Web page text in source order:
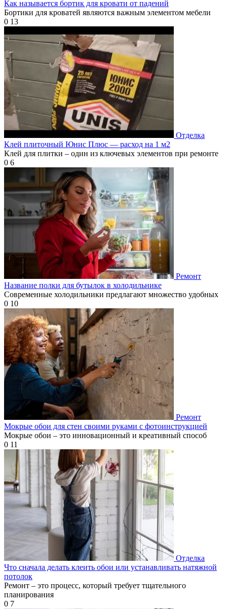
Как называется бортик для кровати от падений
Бортики для кроватей являются важным элементом мебели
0 13
Отделка
Клей плиточный Юнис Плюс — расход на 1 м2
Клей для плитки – один из ключевых элементов при ремонте
0 6
Ремонт
Название полки для бутылок в холодильнике
Современные холодильники предлагают множество удобных
0 10
Ремонт
Мокрые обои для стен своими руками с фотоинструкцией
Мокрые обои – это инновационный и креативный способ
0 11
Отделка
Что сначала делать клеить обои или устанавливать натяжной
потолок
Ремонт – это процесс, который требует тщательного
планирования
0 7